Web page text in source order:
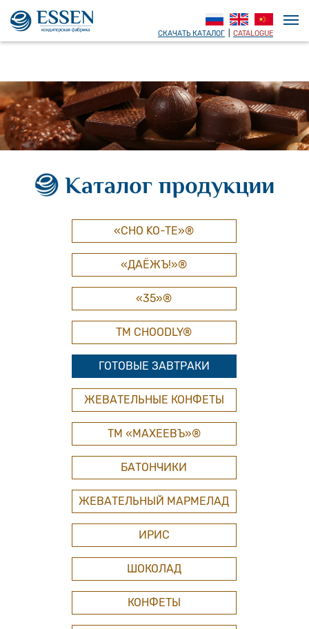
СКАЧАТЬ КАТАЛОГ CATALOGUE
Каталог продукции
«CHO KO-TE»®
«ДАЁЖЪ!»®
«35»®
ТМ СHOODLY®
ГОТОВЫЕ ЗАВТРАКИ
ЖЕВАТЕЛЬНЫЕ КОНФЕТЫ
ТМ «МАХЕЕВЪ»®
БАТОНЧИКИ
ЖЕВАТЕЛЬНЫЙ МАРМЕЛАД
ИРИС
ШОКОЛАД
КОНФЕТЫ